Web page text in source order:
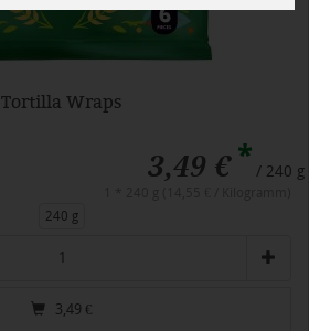
Tortilla Wraps
3,49 €* / 240 g
240 g
3,49 €